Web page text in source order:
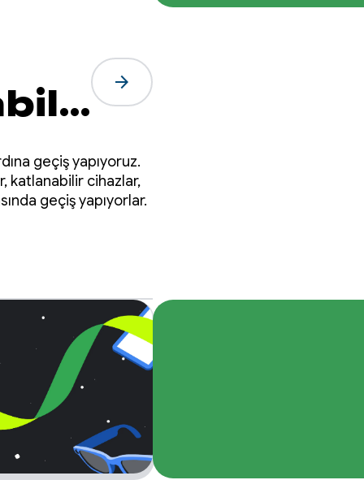
arrow_forward
geçiş yapıyoruz.
katlanabilir cihazlar,
geçiş yapıyorlar.